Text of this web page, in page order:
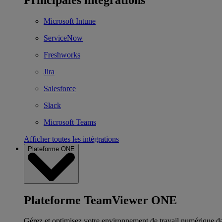
Microsoft Intune
ServiceNow
Freshworks
Jira
Salesforce
Slack
Microsoft Teams
Afficher toutes les intégrations
Plateforme ONE
Plateforme TeamViewer ONE